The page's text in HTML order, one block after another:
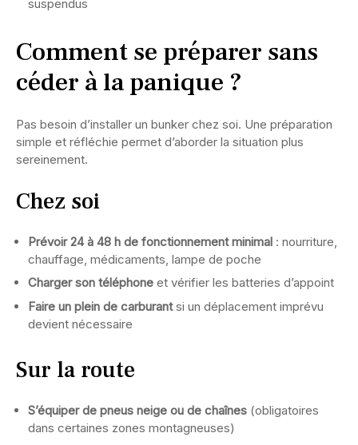
suspendus
Comment se préparer sans
céder à la panique ?
Pas besoin d’installer un bunker chez soi. Une préparation
simple et réfléchie permet d’aborder la situation plus
sereinement.
Chez soi
Prévoir 24 à 48 h de fonctionnement minimal : nourriture,
chauffage, médicaments, lampe de poche
Charger son téléphone et vérifier les batteries d’appoint
Faire un plein de carburantsi un déplacement imprévu
devient nécessaire
Sur la route
S’équiper de pneus neige ou de chaînes (obligatoires
dans certaines zones montagneuses)